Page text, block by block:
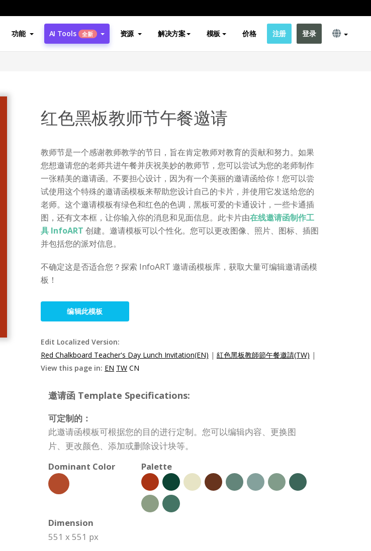
功能 AI Tools 全新 资源 解决方案 模板 价格 注册 登录
红色黑板教师节午餐邀请
教师节是一个感谢教师教学的节日，旨在肯定教师对教育的贡献和努力。如果
您想邀请您的老师共进午餐并庆祝美妙的教师节，您可以尝试为您的老师制作
一张精美的邀请函。不要担心设计，因为有一个美丽的邀请函给你！您可以尝
试使用这个特殊的邀请函模板来帮助您设计自己的卡片，并使用它发送给您的
老师。这个邀请模板有绿色和红色的色调，黑板可爱的卡通设计，一些卡通插
图，还有文本框，让你输入你的消息和见面信息。此卡片由在线邀请函制作工
具 InfoART 创建。邀请模板可以个性化。您可以更改图像、照片、图标、插图
并包括您的派对信息。
不确定这是否适合您？探索 InfoART 邀请函模板库，获取大量可编辑邀请函模
板！
编辑此模板
Edit Localized Version:
Red Chalkboard Teacher's Day Lunch Invitation(EN) | 紅色黑板教師節午餐邀請(TW) |
View this page in: EN TW CN
邀请函 Template Specifications:
可定制的：
此邀请函模板可根据您的目的进行定制。您可以编辑内容、更换图
片、更改颜色、添加或删除设计块等。
Dominant Color
Palette
Dimension
551 x 551 px